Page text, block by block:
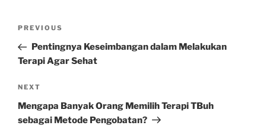
Previous
Post
PREVIOUS
Pentingnya Keseimbangan dalam Melakukan
Terapi Agar Sehat
Next
Post
NEXT
Mengapa Banyak Orang Memilih Terapi TBuh
sebagai Metode Pengobatan?